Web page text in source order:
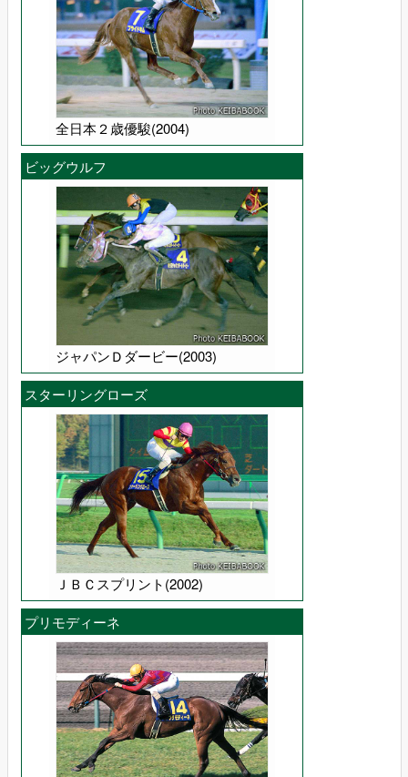
全日本２歳優駿(2004)
ビッグウルフ
ジャパンＤダービー(2003)
スターリングローズ
ＪＢＣスプリント(2002)
プリモディーネ